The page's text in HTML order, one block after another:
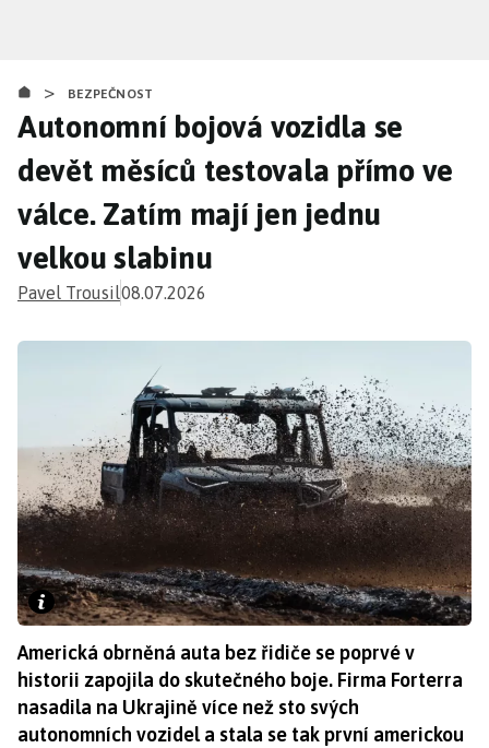
obsahu
> BEZPEČNOST
Autonomní bojová vozidla se
devět měsíců testovala přímo ve
válce. Zatím mají jen jednu
velkou slabinu
Pavel Trousil08.07.2026
Americká obrněná auta bez řidiče se poprvé v
historii zapojila do skutečného boje. Firma Forterra
nasadila na Ukrajině více než sto svých
autonomních vozidel a stala se tak první americkou